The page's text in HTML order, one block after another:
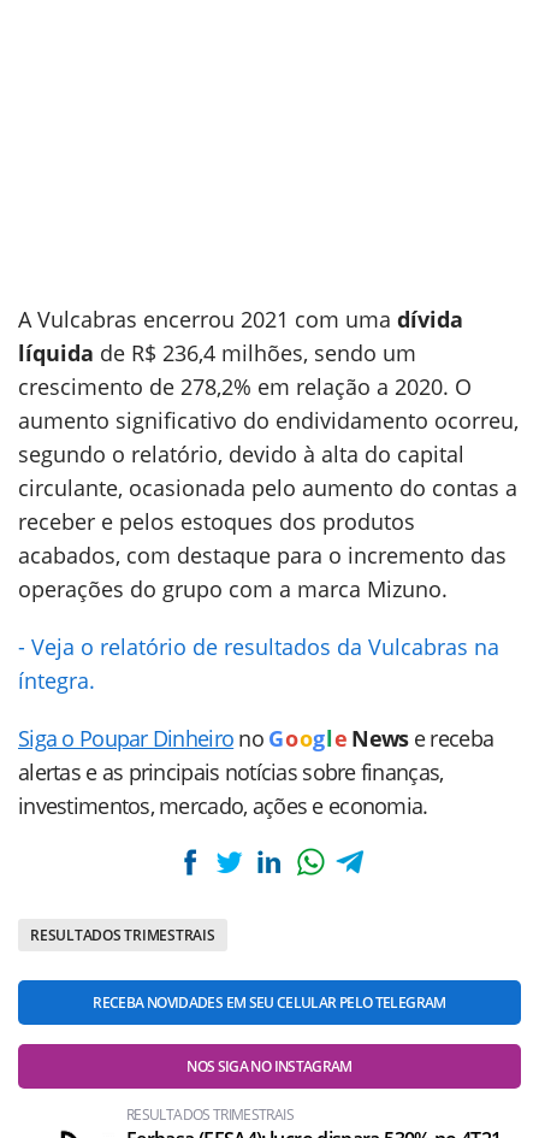
A Vulcabras encerrou 2021 com uma dívida
líquida de R$ 236,4 milhões, sendo um
crescimento de 278,2% em relação a 2020. O
aumento significativo do endividamento ocorreu,
segundo o relatório, devido à alta do capital
circulante, ocasionada pelo aumento do contas a
receber e pelos estoques dos produtos
acabados, com destaque para o incremento das
operações do grupo com a marca Mizuno.
- Veja o relatório de resultados da Vulcabras na
íntegra.
Siga o Poupar Dinheiro no Goog le News e receba
alertas e as principais notícias sobre finanças,
investimentos, mercado, ações e economia.
RESULTADOS TRIMESTRAIS
RECEBA NOVIDADES EM SEU CELULAR PELO TELEGRAM
NOS SIGA NO INSTAGRAM
RESULTADOS TRIMESTRAIS